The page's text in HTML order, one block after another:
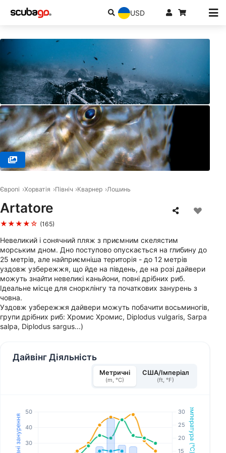
USD
Європі Хорватія Північ Кварнер Лошинь
Artatore
★★★★☆ (165)
Невеликий і сонячний пляж з приємним скелястим
морським дном. Дно поступово опускається на глибину до
25 метрів, але найприємніша територія - до 12 метрів
уздовж узбережжя, що йде на південь, де на розі дайвери
можуть знайти невеликі каньйони, повні дрібних риб.
Ідеальне місце для снорклінгу та початкових занурень з
човна.
Уздовж узбережжя дайвери можуть побачити восьминогів,
групи дрібних риб: Хромис Хромис, Diplodus vulgaris, Sarpa
salpa, Diplodus sargus...)
Дайвінг Діяльність
Метричні
(m, °C)
США/Імперіал
(ft, °F)